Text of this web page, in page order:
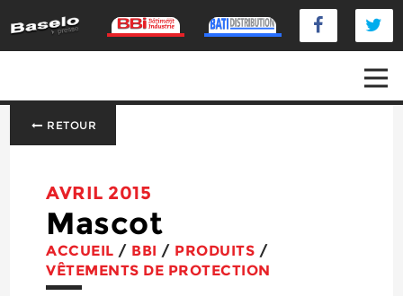
RETOUR
AVRIL 2015
Mascot
ACCUEIL / BBI / PRODUITS /
VÊTEMENTS DE PROTECTION